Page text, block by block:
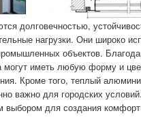
долговечностью,
нагрузки. Они широко
объектов.
могут иметь любую форму и
Кроме того, теплый
важно для городских
выбором для создания